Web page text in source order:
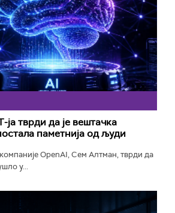
тврди да је вештачка
паметнија од људи
OpenAI, Сем Алтман, тврди да
у...